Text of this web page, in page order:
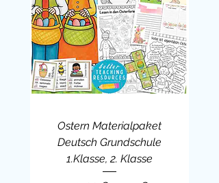
Willkommensschildbringt genau
diese Haltung sichtbar ins
Klassenzimmer. Es stärkt die
Klassengemeinschaft, fördert
konzentriertes Lernen und begleitet –
mit demKlassentier Eule– durch ein
Schuljahr.Ostern Materialpaket
Deutsch Grundschule
1.Klasse, 2. Klasse